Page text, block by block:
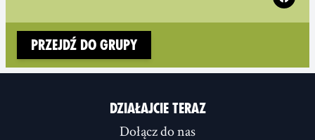
Przejdź do grupy
DZIAŁAJCIE TERAZ
Dołącz do nas